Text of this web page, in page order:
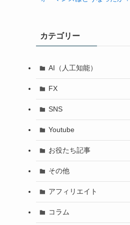
カテゴリー
AI（人工知能）
FX
SNS
Youtube
お役たち記事
その他
アフィリエイト
コラム